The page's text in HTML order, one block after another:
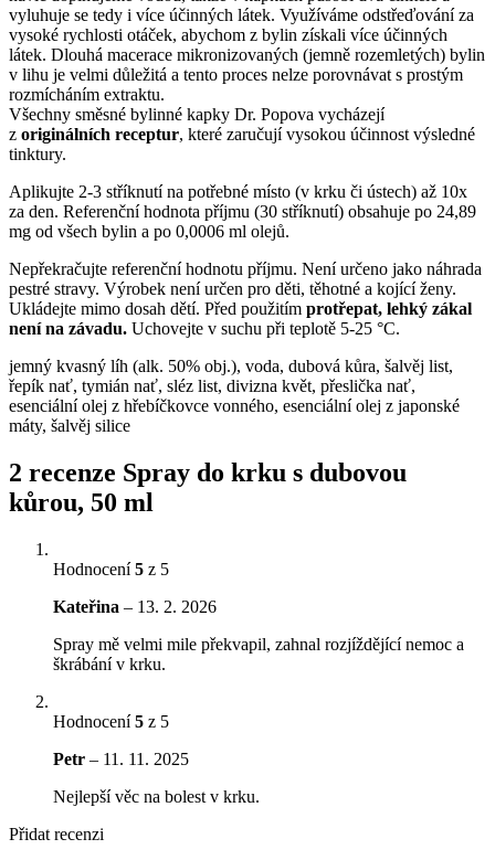
vyluhuje se tedy i více účinných látek. Využíváme odstřeďování za
vysoké rychlosti otáček, abychom z bylin získali více účinných
látek. Dlouhá macerace mikronizovaných (jemně rozemletých) bylin
v lihu je velmi důležitá a tento proces nelze porovnávat s prostým
rozmícháním extraktu.
Všechny směsné bylinné kapky Dr. Popova vycházejí
z originálních receptur, které zaručují vysokou účinnost výsledné
tinktury.
Aplikujte 2-3 stříknutí na potřebné místo (v krku či ústech) až 10x
za den. Referenční hodnota příjmu (30 stříknutí) obsahuje po 24,89
mg od všech bylin a po 0,0006 ml olejů.
Nepřekračujte referenční hodnotu příjmu. Není určeno jako náhrada
pestré stravy. Výrobek není určen pro děti, těhotné a kojící ženy.
Ukládejte mimo dosah dětí. Před použitím protřepat, lehký zákal
není na závadu. Uchovejte v suchu při teplotě 5-25 °C.
jemný kvasný líh (alk. 50% obj.), voda, dubová kůra, šalvěj list,
řepík nať, tymián nať, sléz list, divizna květ, přeslička nať,
esenciální olej z hřebíčkovce vonného, esenciální olej z japonské
máty, šalvěj silice
2 recenze Spray do krku s dubovou
kůrou, 50 ml
Hodnocení5 z 5
Kateřina – 13. 2. 2026
Spray mě velmi mile překvapil, zahnal rozjíždějící nemoc a
škrábání v krku.
Hodnocení5 z 5
Petr – 11. 11. 2025
Nejlepší věc na bolest v krku.
Přidat recenzi